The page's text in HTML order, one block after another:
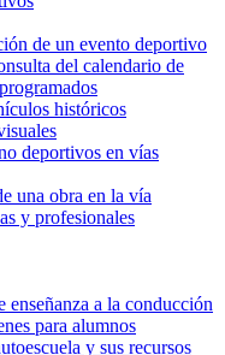
de un evento deportivo
del calendario de
históricos
deportivos en vías
una obra en la vía
y profesionales
enseñanza a la conducción
para alumnos
y sus recursos